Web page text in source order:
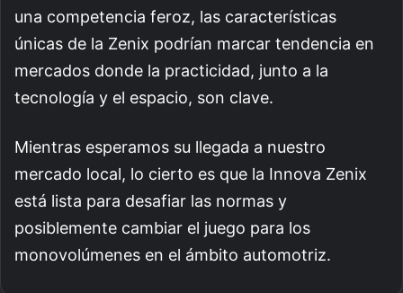
una competencia feroz, las características
únicas de la Zenix podrían marcar tendencia en
mercados donde la practicidad, junto a la
tecnología y el espacio, son clave.
Mientras esperamos su llegada a nuestro
mercado local, lo cierto es que la Innova Zenix
está lista para desafiar las normas y
posiblemente cambiar el juego para los
monovolúmenes en el ámbito automotriz.